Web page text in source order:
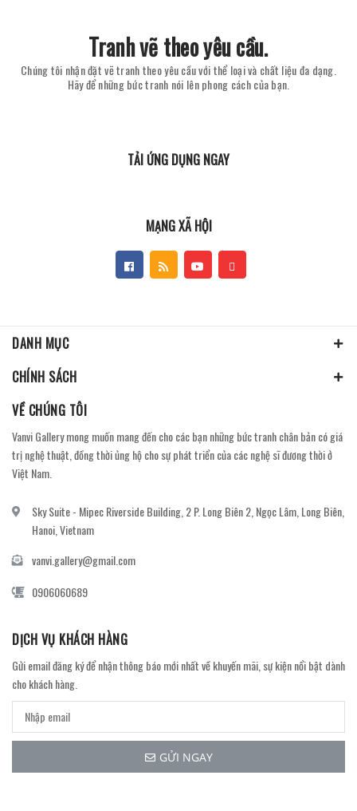
Tranh vẽ theo yêu cầu.
Chúng tôi nhận đặt vẽ tranh theo yêu cầu với thể loại và chất liệu đa dạng.
Hãy để những bức tranh nói lên phong cách của bạn.
TẢI ỨNG DỤNG NGAY
MẠNG XÃ HỘI
DANH MỤC
CHÍNH SÁCH
VỀ CHÚNG TÔI
Vanvi Gallery mong muốn mang đến cho các bạn những bức tranh chân bản có giá
trị nghệ thuật, đồng thời ủng hộ cho sự phát triển của các nghệ sĩ đương thời ở
Việt Nam.
Sky Suite - Mipec Riverside Building, 2 P. Long Biên 2, Ngọc Lâm, Long Biên,
Hanoi, Vietnam
vanvi.gallery@gmail.com
0906060689
DỊCH VỤ KHÁCH HÀNG
Gửi email đăng ký để nhận thông báo mới nhất về khuyến mãi, sự kiện nổi bật dành
cho khách hàng.
GỬI NGAY